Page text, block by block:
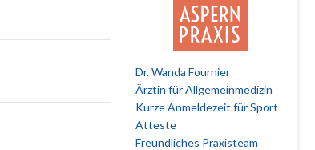
Dr. Wanda Fournier
Ärztin für Allgemeinmedizin
Kurze Anmeldezeit für Sport
Atteste
Freundliches Praxisteam